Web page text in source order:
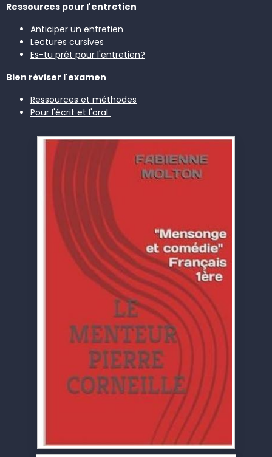
Ressources pour l'entretien
Anticiper un entretien
Lectures cursives
Es-tu prêt pour l'entretien?
Bien réviser l'examen
Ressources et méthodes
Pour l'écrit et l'oral